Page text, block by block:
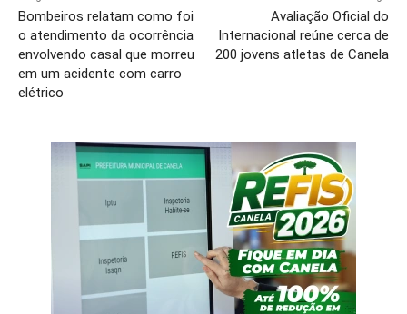
Bombeiros relatam como foi
o atendimento da ocorrência
envolvendo casal que morreu
em um acidente com carro
elétrico
Avaliação Oficial do
Internacional reúne cerca de
200 jovens atletas de Canela